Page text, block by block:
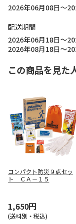
2026年06月08日～
配送期間
2026年06月18日～
2026年08月18日～
この商品を見た
コンパクト防災９点セッ
ト ＣＡ－１５
1,650円
(送料別・税込)